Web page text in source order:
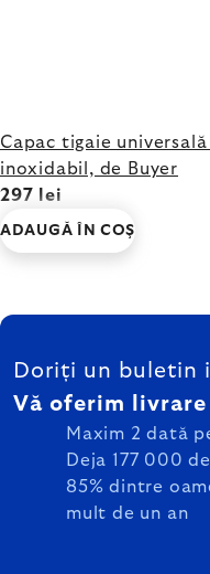
Capac tigaie
inoxidabil, de Buyer
297 lei
ADAUGĂ ÎN COŞ
SUBSOL
Doriți un buletin
Vă oferim
Maxim 2 dată
Deja 177 000
85% dintre
mult de un an